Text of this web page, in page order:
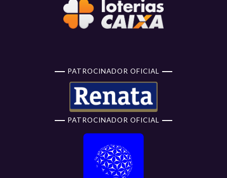
PATROCINADOR OFICIAL
PATROCINADOR OFICIAL